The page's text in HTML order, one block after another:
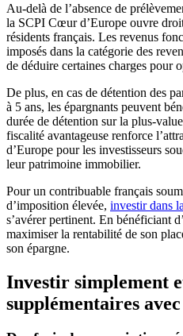
Au-delà de l’absence de
la SCPI Cœur d’Europe ouvre
résidents français. Les revenus
imposés dans la catégorie des
de déduire certaines charges pour
De plus, en cas de détention des
à 5 ans, les épargnants peuvent
durée de détention sur la plus-
fiscalité avantageuse renforce
d’Europe pour les investisseurs
leur patrimoine immobilier.
Pour un contribuable français
d’imposition élevée, investir dans
s’avérer pertinent. En bénéficiant
maximiser la rentabilité de son
son épargne.
Investir simplement
supplémentaires